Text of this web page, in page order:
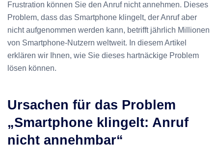
Frustration können Sie den Anruf nicht annehmen. Dieses
Problem, dass das Smartphone klingelt, der Anruf aber
nicht aufgenommen werden kann, betrifft jährlich Millionen
von Smartphone-Nutzern weltweit. In diesem Artikel
erklären wir Ihnen, wie Sie dieses hartnäckige Problem
lösen können.
Ursachen für das Problem
„Smartphone klingelt: Anruf
nicht annehmbar“